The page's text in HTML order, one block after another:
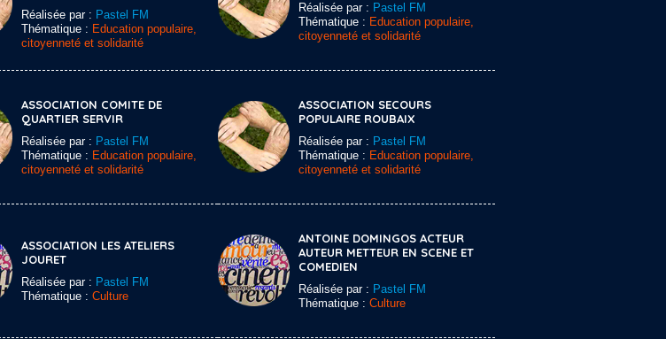
Réalisée par : Pastel FM
Thématique : Education populaire,
citoyenneté et solidarité
Réalisée par : Pastel FM
Thématique : Education populaire,
citoyenneté et solidarité
ASSOCIATION COMITE DE
QUARTIER SERVIR
Réalisée par : Pastel FM
Thématique : Education populaire,
citoyenneté et solidarité
ASSOCIATION SECOURS
POPULAIRE ROUBAIX
Réalisée par : Pastel FM
Thématique : Education populaire,
citoyenneté et solidarité
ASSOCIATION LES ATELIERS
JOURET
Réalisée par : Pastel FM
Thématique : Culture
ANTOINE DOMINGOS ACTEUR
AUTEUR METTEUR EN SCENE ET
COMEDIEN
Réalisée par : Pastel FM
Thématique : Culture